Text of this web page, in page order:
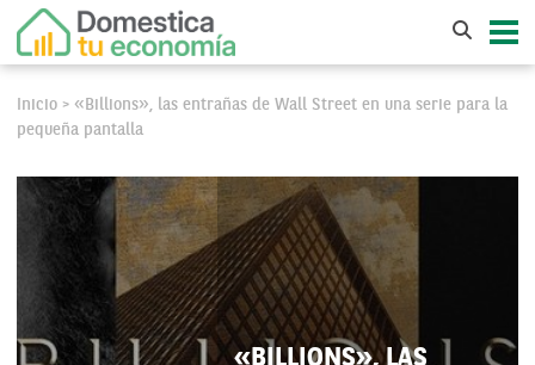
Inicio > «Billions», las entrañas de Wall Street en una serie para la
pequeña pantalla
«BILLIONS», LAS